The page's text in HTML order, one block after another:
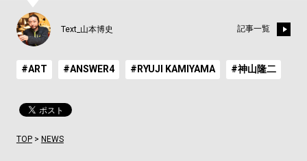
Text_山本博史 記事一覧
#ART #ANSWER4 #RYUJI KAMIYAMA #神山隆二
TOP> NEWS